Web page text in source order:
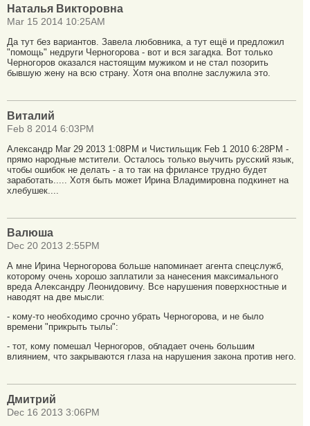
Наталья Викторовна
Mar 15 2014 10:25AM
Да тут без вариантов. Завела любовника, а тут ещё и предложил
"помощь" недруги Черногорова - вот и вся загадка. Вот только
Черногоров оказался настоящим мужиком и не стал позорить
бывшую жену на всю страну. Хотя она вполне заслужила это.
Виталий
Feb 8 2014 6:03PM
Александр Mar 29 2013 1:08PM и Чистильщик Feb 1 2010 6:28PM -
прямо народные мстители. Осталось только выучить русский язык,
чтобы ошибок не делать - а то так на фрилансе трудно будет
заработать..... Хотя быть может Ирина Владимировна подкинет на
хлебушек....
Валюша
Dec 20 2013 2:55PM
А мне Ирина Черногорова больше напоминает агента спецслужб,
которому очень хорошо заплатили за нанесения максимального
вреда Александру Леонидовичу. Все нарушения поверхностные и
наводят на две мысли:
- кому-то необходимо срочно убрать Черногорова, и не было
времени "прикрыть тылы":
- тот, кому помешал Черногоров, обладает очень большим
влиянием, что закрываются глаза на нарушения закона против него.
Дмитрий
Dec 16 2013 3:06PM